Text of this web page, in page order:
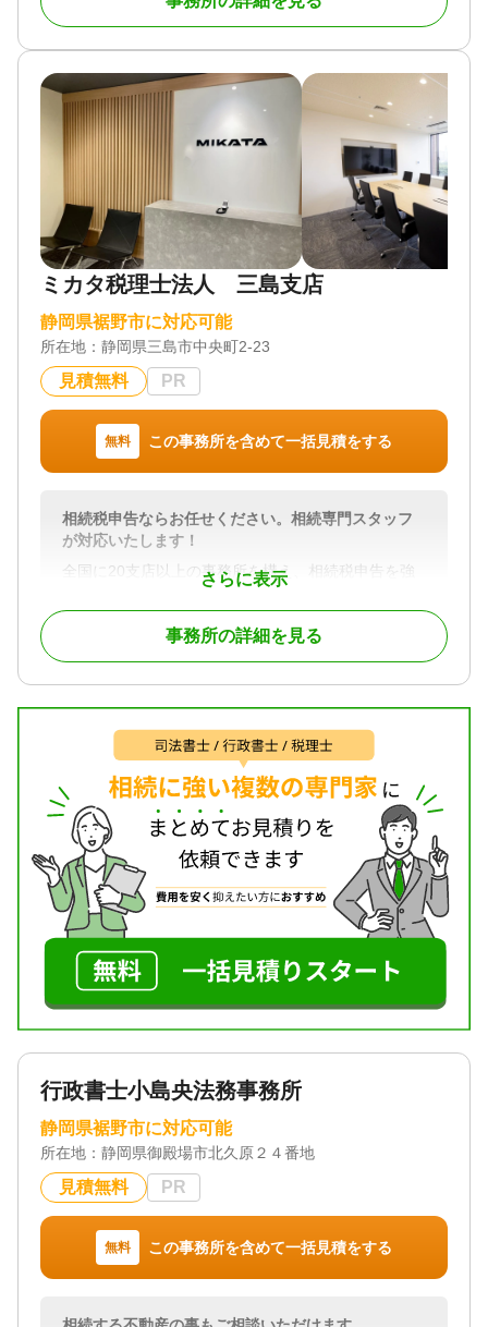
お客様の不安を解消することが本職」との考えによ
さらに、一方的に話を進めるのではなく、お客様の
言葉に耳を傾け、不安をひとつずつ解消していくこ
とが大切としているそうです。十分に時間をとって
話を聞くために、初回相談料は無料。
はじめての相続でさまざまな不安を抱えている方
は、豊富な知識ときめ細かな対応で充実したサービ
スを提供する岩田行政書士事務所に相談してみてく
ださい。
対応業務
遺言書 / 遺産分割 / 相続財産調査 / 相続手続き / 銀行
手続き / 戸籍収集 / 相続人調査
対応体制
電話相談可 / 訪問可 / 初回相談無料
ミカタ税理士法人 三島支店
静岡県裾野市に対応可能
所在地： 静岡県三島市中央町2-23
見積無料 PR
無料 この事務所を含めて一括見積をする
さらに表示
相続税申告ならお任せください。相続専門スタッフ
が対応いたします！
全国に20支店以上の事務所を構え、相続税申告を強
みとしている税理士法人です。相続税に関するご質
問は何なりとお申し付けください。相続専門スタッ
フが親切丁寧に対応させていただきます。元税務署
職員であった税理士（国税OB）も多数在籍しており
対応地域
静岡県全域
対応業務
遺言書 / 相続税申告 / 相続手続き
対応体制
電話相談可 / 訪問可 / 女性スタッフ対応可 / 土日相談
可 / 初回相談無料 / 18時以降相談可 / オンライン面談
可 / 事務所面談可
事務所の詳細を見る
行政書士小島央法務事務所
静岡県裾野市に対応可能
所在地： 静岡県御殿場市北久原２４番地
見積無料 PR
無料 この事務所を含めて一括見積をする